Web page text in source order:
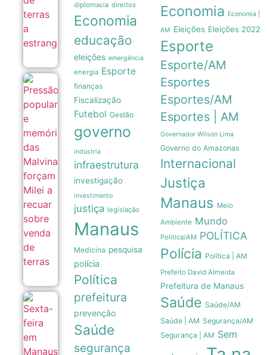
Pressão
memória
Malvinas
forçam
Milei a
recuar
sobre
venda
06/08
Sexta-feira
em Manaus
vagas de
abertas
diplomacia direitos
Economia
educação
eleições emergência
energia Esporte
finanças
Fiscalização
Futebol Gestão
governo
indústria
infraestrutura
investigação
investimento
justiça legislação
Manaus
Medicina pesquisa
polícia
Política
prefeitura
prevenção
Saúde
segurança
Economia Economia |
AM Eleições Eleições 2022
Esporte
Esporte/AM
Esportes
Esportes/AM
Esportes | AM
Governador Wilson Lima
Governo do Amazonas
Internacional
Justiça
Manaus Meio
Ambiente Mundo
Politica/AM POLÍTICA
Polícia Política | AM
Prefeito David Almeida
Prefeitura de Manaus
Saúde Saúde/AM
Saúde | AM Segurança/AM
Segurança | AM Sem